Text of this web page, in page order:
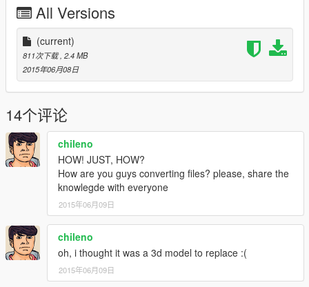
All Versions
(current)
811次下载 , 2.4 MB
2015年06月08日
14个评论
chileno
HOW! JUST, HOW?
How are you guys converting files? please, share the
knowlegde with everyone
2015年06月09日
chileno
oh, i thought it was a 3d model to replace :(
2015年06月09日